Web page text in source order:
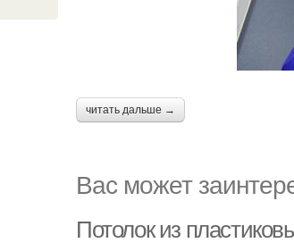
читать дальше →
Вас может
Потолок из